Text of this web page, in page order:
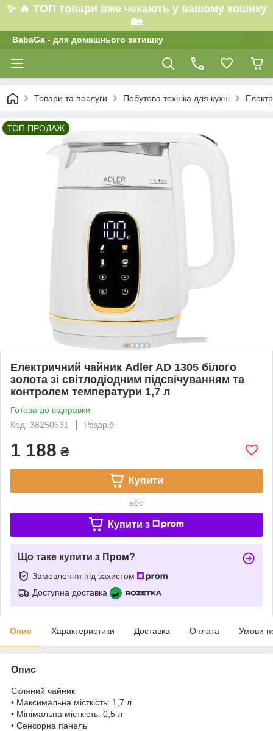
✨ 🔥 ТОП товари вже чекають у вашому кошику
🏡
BabaGa - для домашнього затишку
Товари та послуги Побутова техніка для кухні
ТОП ПРОДАЖ
Електричний чайник Adler AD 1305 білого
золота зі світлодіодним підсвічуванням та
контролем температури 1,7 л
Готово до відправки
Код: 38250531
Роздріб
1 188 ₴
Купити
або
Купити з
Що таке купити з Пром?
Замовлення під захистом
Доступна доставка
Опис Характеристики Доставка Оплата Умови
Опис
Скляний чайник
• Максимальна місткість: 1,7 л
• Мінімальна місткість: 0,5 л
• Сенсорна панель